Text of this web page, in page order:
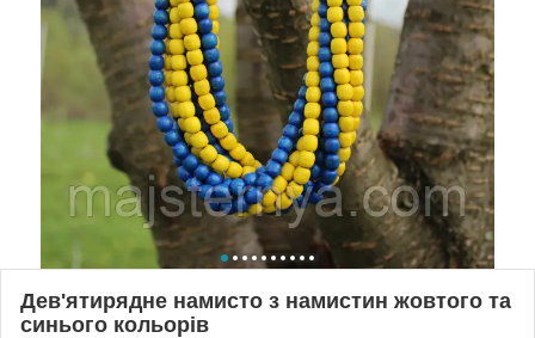
Дев'ятирядне намисто з намистин жовтого та
синього кольорів